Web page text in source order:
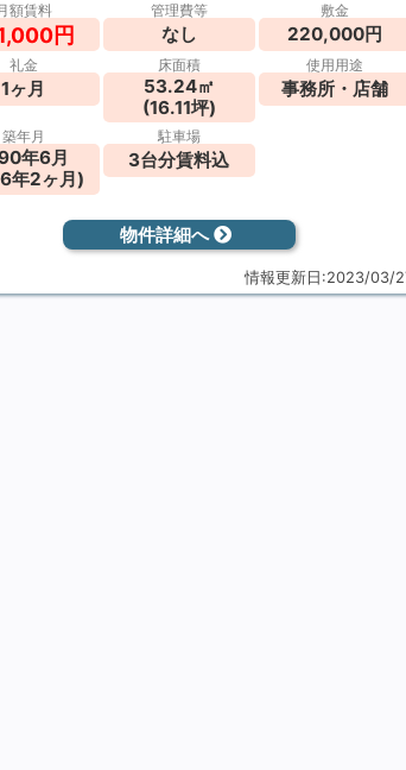
額賃料
円
管理費等
なし
敷金
220,000円
礼金
1ヶ月
床面積
53.24㎡
(16.11坪)
使用用途
事務所・店舗
築年月
年6月
年2ヶ月)
駐車場
3台分賃料込
物件詳細へ
情報更新日:2023/03/